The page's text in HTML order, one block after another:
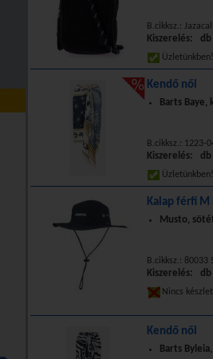
B.cikksz.:
Kiszerelés: db
Kendő női
Barts
B.cikksz.: 1223-
Kiszerelés: db
Kalap férfi M
Musto,
B.cikksz.: 80033
Kiszerelés: db
Nincs
Kendő női
Barts